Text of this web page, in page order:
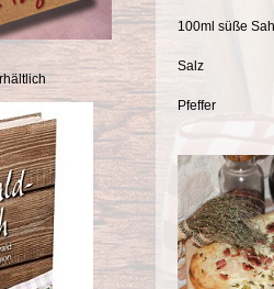
100ml süße
Salz
Pfeffer